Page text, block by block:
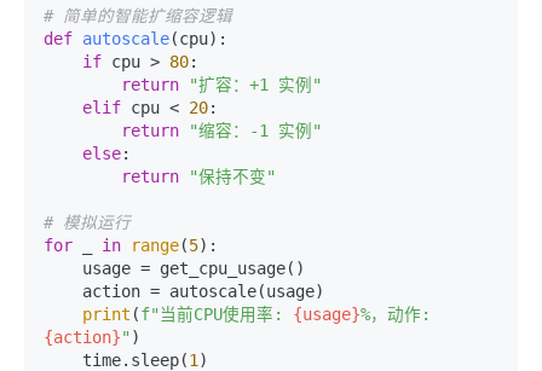
# 简单的智能扩缩容逻辑
def autoscale(cpu):
if cpu > 80:
return
"扩容：+1 实例"
elif cpu < 20:
return
"缩容：-1 实例"
else:
return
"保持不变"
# 模拟运行
for
in range(5):
print (f"当前CPU使用率: {usage}
{action}" )
    time.sleep(
1